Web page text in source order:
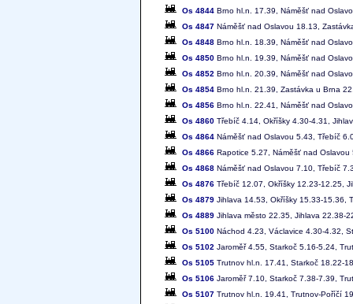
Os 4844 Brno hl.n. 17.39, Náměšť nad
Os 4847 Náměšť nad Oslavou 18.13,
Os 4848 Brno hl.n. 18.39, Náměšť nad
Os 4850 Brno hl.n. 19.39, Náměšť nad
Os 4852 Brno hl.n. 20.39, Náměšť nad
Os 4854 Brno hl.n. 21.39, Zastávka u Brna
Os 4856 Brno hl.n. 22.41, Náměšť nad
Os 4860 Třebíč 4.14, Okříšky 4.30-4.31,
Os 4864 Náměšť nad Oslavou 5.43, Třebíč
Os 4866 Rapotice 5.27, Náměšť nad
Os 4868 Náměšť nad Oslavou 7.10, Třebíč
Os 4876 Třebíč 12.07, Okříšky 12.23-12.25,
Os 4879 Jihlava 14.53, Okříšky 15.33-15.36,
Os 4889 Jihlava město 22.35, Jihlava 22.38-
Os 5100 Náchod 4.23, Václavice 4.30-4.32,
Os 5102 Jaroměř 4.55, Starkoč 5.16-5.24,
Os 5105 Trutnov hl.n. 17.41, Starkoč 18.22-
Os 5106 Jaroměř 7.10, Starkoč 7.38-7.39,
Os 5107 Trutnov hl.n. 19.41, Trutnov-Poříčí